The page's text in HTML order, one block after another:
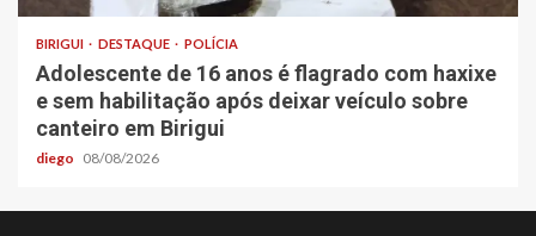
BIRIGUI DESTAQUE POLÍCIA
Adolescente de 16 anos é flagrado com haxixe
e sem habilitação após deixar veículo sobre
canteiro em Birigui
diego 08/08/2026